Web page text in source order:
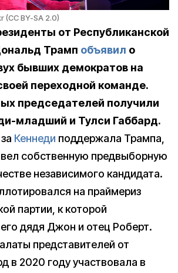
(CC BY-SA 2.0)
от Республиканской
Трамп объявил о
бывших демократов на
переходной команде.
председателей получили
младший и Тулси Габбард.
Кеннеди поддержала Трампа,
собственную предвыборную
независимого кандидата.
на праймериз
партии, к которой
дядя Джон и отец Роберт.
представителей от
в 2020 году участвовала в